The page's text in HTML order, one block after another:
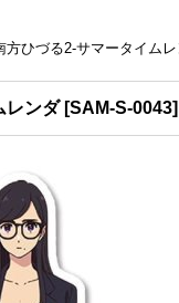
方ひづる2-サマータイム
レンダ [SAM-S-0043]